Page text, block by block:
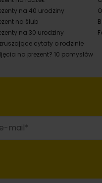
na 40 urodziny
na ślub
na 30 urodziny
cytaty o rodzinie
na prezent? 10 pomysłów